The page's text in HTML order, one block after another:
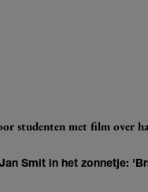
studenten met film over
Smit in het zonnetje: